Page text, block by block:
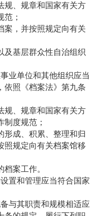
规、规章和国家有关方
；
案，并按照规定向有关
及基层群众性自治组织
业单位和其他组织应当
依照《档案法》第九条
规、规章和国家有关方
度规范；
形成、积累、整理和归
照规定向有关档案馆移
档案工作。
置和管理应当符合国家
与其职责和规模相适应